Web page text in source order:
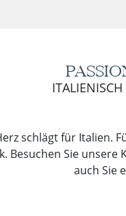
schlägt für Italien.
Besuchen Sie
auch Sie